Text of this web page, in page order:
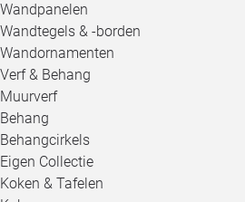
Wandpanelen
Wandtegels & -borden
Wandornamenten
Verf & Behang
Muurverf
Behang
Behangcirkels
Eigen Collectie
Koken & Tafelen